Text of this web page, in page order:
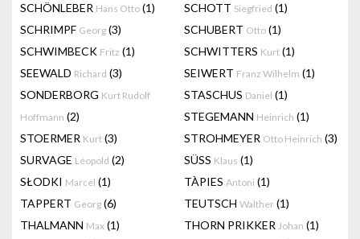
SCHÖNLEBER Hans Otto (1) SCHOTT Siegfried (1)
SCHRIMPF Georg (3) SCHUBERT Otto (1)
SCHWIMBECK Fritz (1) SCHWITTERS Kurt (1)
SEEWALD Richard (3) SEIWERT Franz Wilhelm (1)
SONDERBORG Kurt Rudolf
Hoffmann (2)
STASCHUS Daniel (1)
STEGEMANN Heinrich (1)
STOERMER Kurt (3) STROHMEYER Otto Heinrich (3)
SURVAGE Léopold (2) SÜSS Klaus (1)
SŁODKI Marcel (1) TÀPIES Antoni (1)
TAPPERT Georg (6) TEUTSCH Walther (1)
THALMANN Max (1) THORN PRIKKER Johan (1)